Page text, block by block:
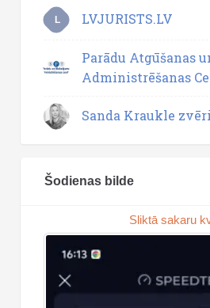
L LVJURISTS.LV
Parādu Atgūšanas
Administrēšanas
Sanda Kraukle
Šodienas bilde
Sliktā sakaru